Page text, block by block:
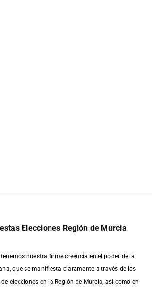
Elecciones Región de Murcia
nuestra firme creencia en el poder de la
que se manifiesta claramente a través de los
elecciones en la Región de Murcia, así como en